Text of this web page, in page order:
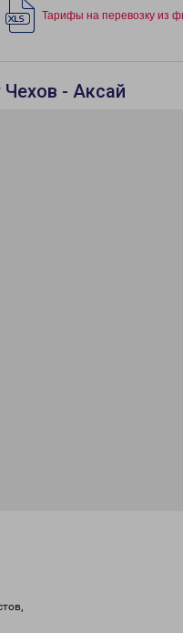
Тарифы на перевозку из
Чехов - Аксай